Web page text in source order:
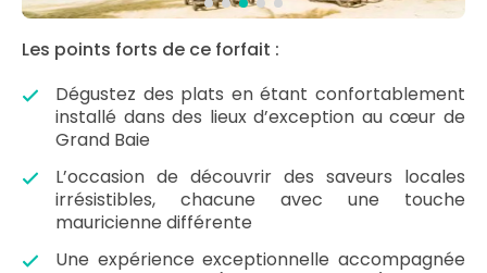
Les points forts de ce forfait :
Dégustez des plats en étant confortablement
installé dans des lieux d’exception au cœur de
Grand Baie
L’occasion de découvrir des saveurs locales
irrésistibles, chacune avec une touche
mauricienne différente
Une expérience exceptionnelle accompagnée